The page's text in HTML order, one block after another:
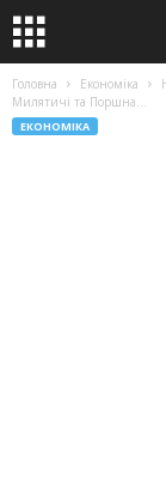
Головна Економіка
Милятичі та Поршна...
ЕКОНОМІКА